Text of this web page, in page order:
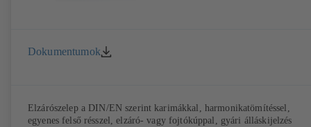
Dokumentumok
Elzárószelep a DIN/EN szerint karimákkal, harmonikatömítéssel,
egyenes felső résszel, elzáró- vagy fojtókúppal, gyári álláskijelzés